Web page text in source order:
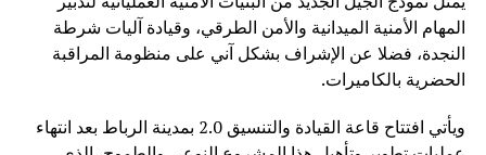
الاصطناعي، تطرح الصين رؤية تقوم على اعتبار التكنولوجيا
جسراً للتعاون والتنمية، وليس مجالاً للصراع، مؤكدة أن مستقبل
الذكاء الاصطناعي يجب أن يكون قائماً على الحكمة البشرية
والمسؤولية المشتركة من أجل خدمة رفاهية الشعوب
المهام الأمنية الميدانية والأمن الطرقي، وقيادة آليات شرطة
النجدة، فضلا عن الإشراف بشكل آني على منظومة المراقبة
الحضرية بالكاميرات.
ويأتي افتتاح قاعة القيادة والتنسيق 2.0 بمدينة الرباط بعد انتهاء